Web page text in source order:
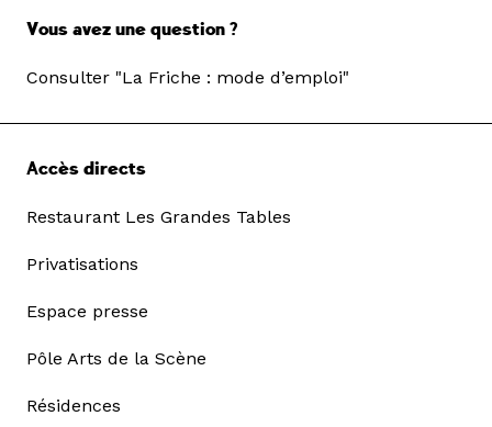
Vous avez une question ?
Consulter "La Friche : mode d’emploi"
Accès directs
Restaurant Les Grandes Tables
Privatisations
Espace presse
Pôle Arts de la Scène
Résidences